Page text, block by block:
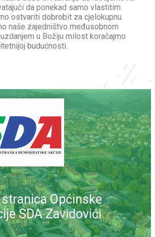
da ponekad samo vlastitim
ostvariti dobrobit za cjelokupnu
naše zajedništvo međusobnom
u Božiju milost koračajmo
budućnosti.
Općinske
SDA Zavidovići